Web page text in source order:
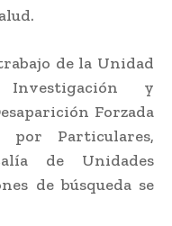
de la Unidad
y
Forzada
por Particulares,
de Unidades
de búsqueda se